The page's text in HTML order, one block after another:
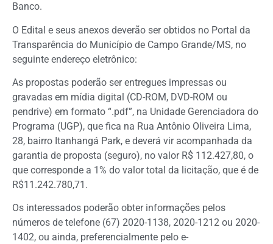
Banco.
O Edital e seus anexos deverão ser obtidos no Portal da
Transparência do Município de Campo Grande/MS, no
seguinte endereço eletrônico:
As propostas poderão ser entregues impressas ou
gravadas em mídia digital (CD-ROM, DVD-ROM ou
pendrive) em formato “.pdf”, na Unidade Gerenciadora do
Programa (UGP), que fica na Rua Antônio Oliveira Lima,
28, bairro Itanhangá Park, e deverá vir acompanhada da
garantia de proposta (seguro), no valor R$ 112.427,80, o
que corresponde a 1% do valor total da licitação, que é de
R$11.242.780,71.
Os interessados poderão obter informações pelos
números de telefone (67) 2020-1138, 2020-1212 ou 2020-
1402, ou ainda, preferencialmente pelo e-